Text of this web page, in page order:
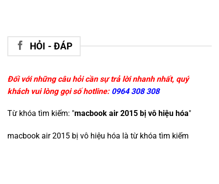
HỎI - ĐÁP
Đối với những câu hỏi cần sự trả lời nhanh nhất, quý
khách vui lòng gọi số hotline: 0964 308 308
Từ khóa tìm kiếm: "macbook air 2015 bị vô hiệu hóa"
macbook air 2015 bị vô hiệu hóa là từ khóa tìm kiếm